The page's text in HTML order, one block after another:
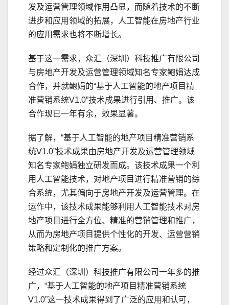
发及运营管理领域作用凸显，而随着技术的不断
进步和应用领域的拓展，人工智能在房地产行业
的应用需求也将不断增长。
基于这一需求，众汇（深圳）科技推广有限公司
与房地产开发及运营管理领域知名专家鲍娟达成
合作，并就鲍娟的“基于人工智能的地产项目精
准营销系统V1.0”技术成果进行引用、推广。该
合作现已一年有余，效果显著。
据了解，“基于人工智能的地产项目精准营销系
统V1.0”技术成果由房地产开发及运营管理领域
知名专家鲍娟独立研发而成。该技术成果一个利
用人工智能技术，对地产项目进行精准营销的综
合系统，尤其偏向于房地产开发及运营管理。在
运作中，该技术成果能够利用人工智能技术对房
地产项目进行全方位、精准的营销管理和推广，
从而为房地产项目提供个性化的开发、运营营销
策略和定制化的推广方案。
经过众汇（深圳）科技推广有限公司一年多的推
广，“基于人工智能的地产项目精准营销系统
V1.0”这一技术成果得到了广泛的应用和认可，